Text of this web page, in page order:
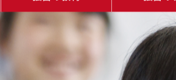
・学ぶ楽しさを知り、学びの基礎をつくる（土台教育）
・道徳心と生きる力とリーダーシップを育む（人間力教育
・バラエティ豊かな体験で学びの種が芽生える（発憤教育
・1人ひとりの可能性が開花する（感性教育）
・ネイティブ教員が常駐！自然に身につく（国際性）
・学びを自由に（
・多様な学びを可